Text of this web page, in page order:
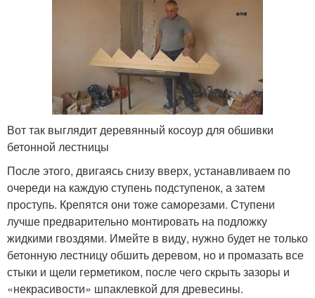
Вот так выглядит деревянный косоур для обшивки
бетонной лестницы
После этого, двигаясь снизу вверх, устанавливаем по
очереди на каждую ступень подступенок, а затем
проступь. Крепятся они тоже саморезами. Ступени
лучше предварительно монтировать на подложку
жидкими гвоздями. Имейте в виду, нужно будет не только
бетонную лестницу обшить деревом, но и промазать все
стыки и щели герметиком, после чего скрыть зазоры и
«некрасивости» шпаклевкой для древесины.